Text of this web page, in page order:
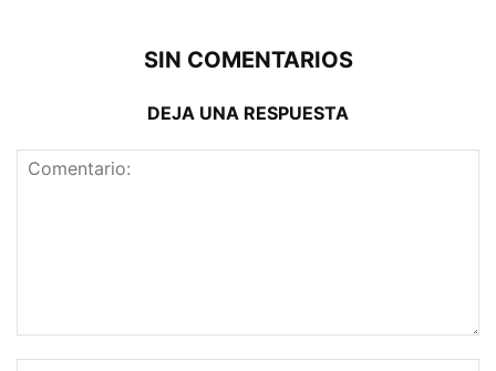
SIN COMENTARIOS
DEJA UNA RESPUESTA